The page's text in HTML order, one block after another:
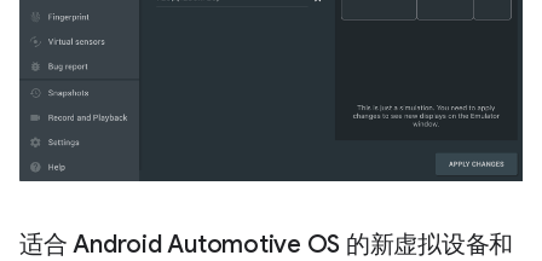
适合 Android Automotive OS 的新虚拟设备和